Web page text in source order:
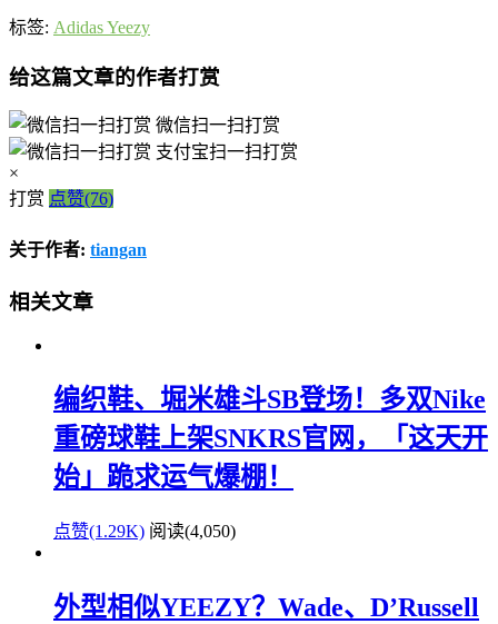
标签: Adidas Yeezy
给这篇文章的作者打赏
微信扫一扫打赏
支付宝扫一扫打赏
×
打赏 点赞(76)
关于作者: tiangan
相关文章
编织鞋、堀米雄斗SB登场！多双Nike
重磅球鞋上架SNKRS官网，「这天开
始」跪求运气爆棚！
点赞(1.29K) 阅读(4,050)
外型相似YEEZY？Wade、D’Russell